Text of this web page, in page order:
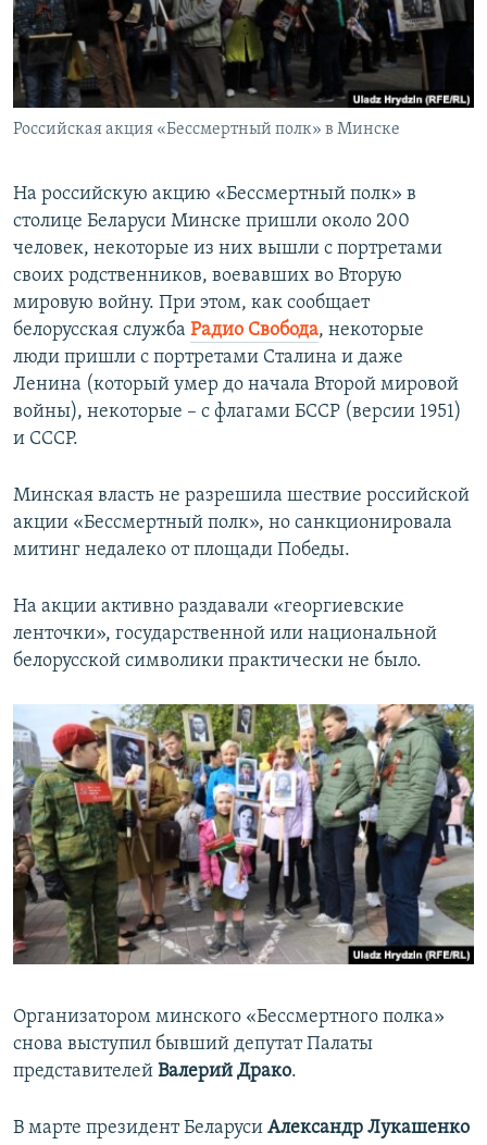
ПОБЕДИТЕЛЕЙ НЕ СУДЯТ?
КРЫМ.НЕПОКОРЕННЫЙ
ELIFBE
УКРАИНСКАЯ ПРОБЛЕМА КРЫМА
ПРИСОЕДИНЯЙТЕСЬ!
Российская акция «Бессмертный полк» в Минске
На российскую акцию «Бессмертный полк» в
столице Беларуси Минске пришли около 200
человек, некоторые из них вышли с портретами
своих родственников, воевавших во Вторую
мировую войну. При этом, как сообщает
белорусская служба Радио Свобода, некоторые
люди пришли с портретами Сталина и даже
Ленина (который умер до начала Второй мировой
войны), некоторые – с флагами БССР (версии 1951)
и СССР.
Минская власть не разрешила шествие российской
акции «Бессмертный полк», но санкционировала
митинг недалеко от площади Победы.
На акции активно раздавали «георгиевские
ленточки», государственной или национальной
белорусской символики практически не было.
Организатором минского «Бессмертного полка»
снова выступил бывший депутат Палаты
представителей Валерий Драко.
В марте президент Беларуси Александр Лукашенко